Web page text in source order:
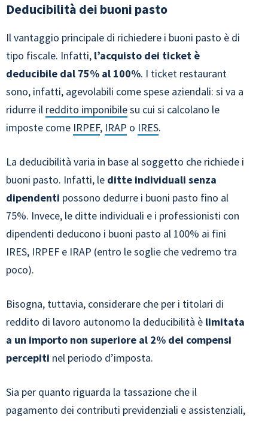
Deducibilità dei buoni pasto
Il vantaggio principale di richiedere i buoni pasto è di
tipo fiscale. Infatti, l’acquisto dei ticket è
deducibile dal 75% al 100%. I ticket restaurant
sono, infatti, agevolabili come spese aziendali: si va a
ridurre il reddito imponibilesu cui si calcolano le
imposte come IRPEF, IRAP o IRES.
La deducibilità varia in base al soggetto che richiede i
buoni pasto. Infatti, le ditte individuali senza
dipendenti possono dedurre i buoni pasto fino al
75%. Invece, le ditte individuali e i professionisti con
dipendenti deducono i buoni pasto al 100% ai fini
IRES, IRPEF e IRAP (entro le soglie che vedremo tra
poco).
Bisogna, tuttavia, considerare che per i titolari di
reddito di lavoro autonomo la deducibilità è limitata
a un importo non superiore al 2% dei compensi
percepiti nel periodo d’imposta.
Sia per quanto riguarda la tassazione che il
pagamento dei contributi previdenziali e assistenziali,